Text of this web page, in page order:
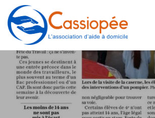
pour
à bien
vivre
chez